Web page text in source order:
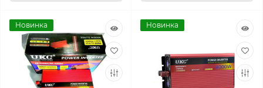
Новинка Новинка